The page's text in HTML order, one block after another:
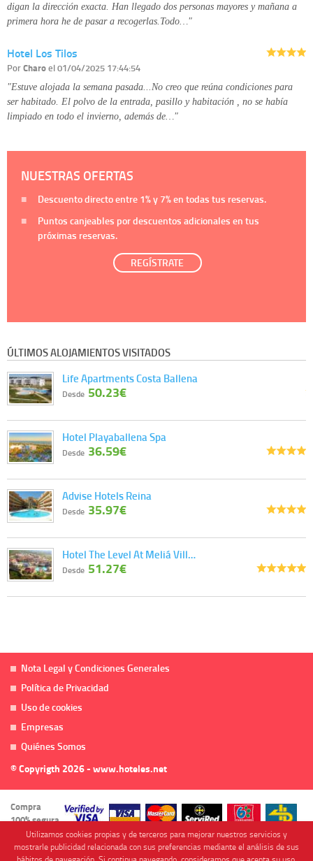
digan la dirección exacta. Han llegado dos personas mayores y mañana a
primera hora he de pasar a recogerlas.Todo…"
Hotel Los Tilos
PorCharoel 01/04/2025 17:44:54
"Estuve alojada la semana pasada...No creo que reúna condiciones para
ser habitado. El polvo de la entrada, pasillo y habitación , no se había
limpiado en todo el invierno, además de…"
NUESTRAS OFERTAS
Descuento directo entre 1%y 7%en todas tus reservas.
Puntos canjeables por descuentos adicionales en tus
próximas reservas.
REGÍSTRATE
ÚLTIMOS ALOJAMIENTOS VISITADOS
Life Apartments Costa Ballena
Desde 50.23€
Hotel Playaballena Spa
Desde 36.59€
Advise Hotels Reina
Desde 35.97€
Hotel The Level At Meliá Vill…
Desde 51.27€
Nota Legal y Condiciones Generales
Política de Privacidad
Uso de cookies
Empresas
Quiénes Somos
© Copyrigth 2026 - www.hoteles.net
Compra
100% segura
Utilizamos cookies propias y de terceros para mejorar nuestros servicios y
mostrarle publicidad relacionada con sus preferencias mediante el análisis de sus